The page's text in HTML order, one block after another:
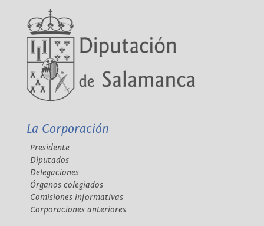
La Corporación
Presidente
Diputados
Delegaciones
Órganos colegiados
Comisiones informativas
Corporaciones anteriores